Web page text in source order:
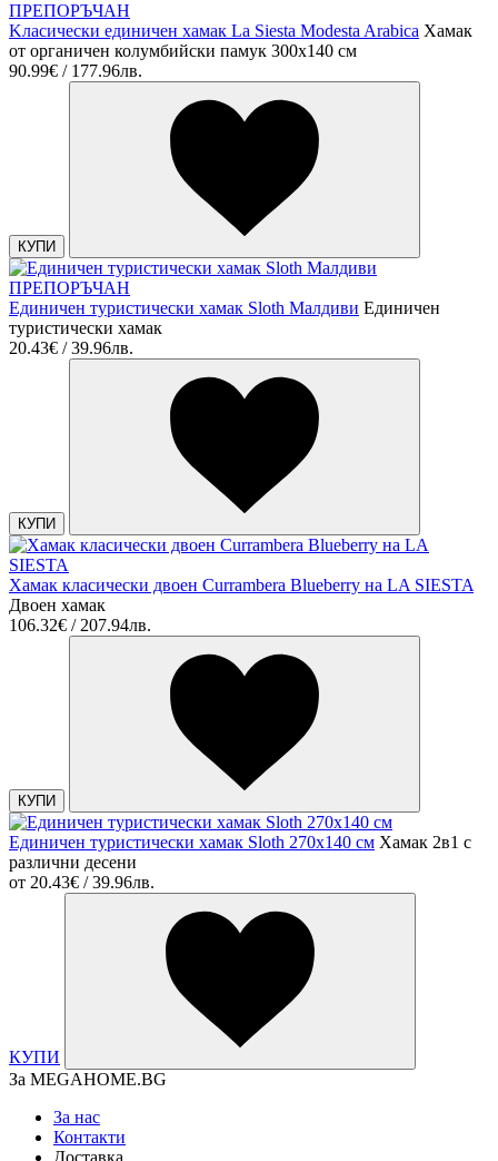
ПРЕПОРЪЧАН
Kласически единичен хамак La Siesta Modesta Arabica Хамак
от органичен колумбийски памук 300х140 см
90.99€ / 177.96лв.
КУПИ
ПРЕПОРЪЧАН
Единичен туристически хамак Sloth Малдиви Единичен
туристически хамак
20.43€ / 39.96лв.
КУПИ
Хамак класически двоен Currambera Blueberry на LA SIESTA
Двоен хамак
106.32€ / 207.94лв.
КУПИ
Единичен туристически хамак Sloth 270х140 см Хамак 2в1 с
различни десени
от 20.43€ / 39.96лв.
КУПИ
За MEGAHOME.BG
За нас
Контакти